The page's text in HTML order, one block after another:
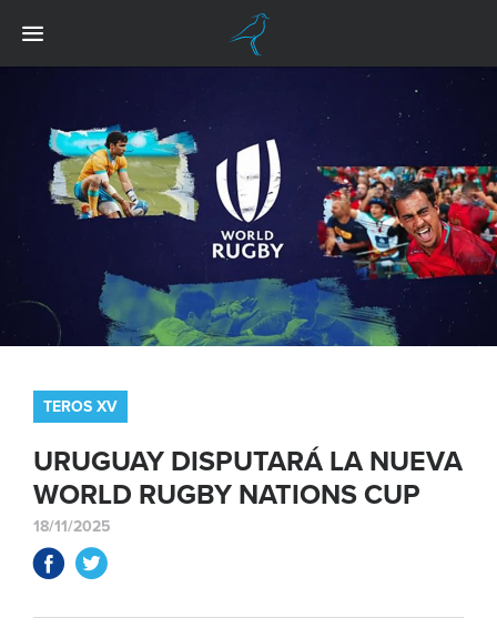
TEROS XV
URUGUAY DISPUTARÁ LA NUEVA
WORLD RUGBY NATIONS CUP
18/11/2025